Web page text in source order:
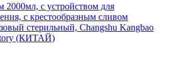
с устройством для
с крестообразным сливом
стерильный, Changshu Kangbao
(КИТАЙ)